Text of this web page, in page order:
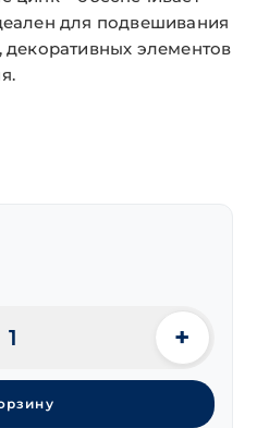
для подвешивания
декоративных элементов
+